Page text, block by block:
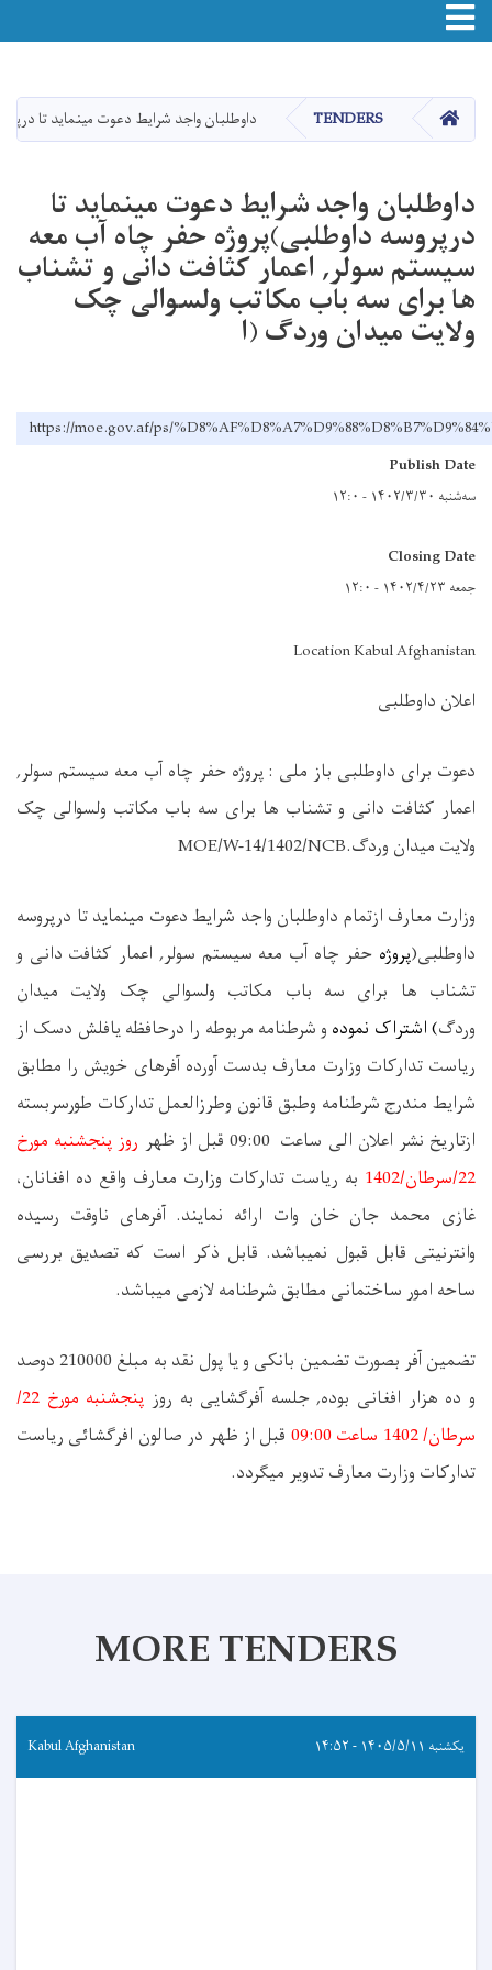
دانګل
Toggle navigation
HOME
TENDERS داوطلبان واجد شرایط دعوت مینماید تا
داوطلبان واجد شرایط دعوت مینماید تا
درپروسه داوطلبی)پروژه حفر چاه آب معه
سیستم سولر, اعمار کثافت دانی و تشناب
ها برای سه باب مکاتب ولسوالی چک
ولایت میدان وردگ (ا
https://moe.gov.af/ps/
Publish Date
سه‌شنبه ۱۴۰۲/۳/۳۰ - ۱۲:۰
Closing Date
جمعه ۱۴۰۲/۴/۲۳ - ۱۲:۰
Location Kabul Afghanistan
اعلان داوطلبی
دعوت برای داوطلبی باز ملی : پروژه حفر چاه آب معه سیستم سولر,
اعمار کثافت دانی و تشناب ها برای سه باب مکاتب ولسوالی چک
ولایت میدان وردگ.MOE/W-14/1402/NCB
وزارت معارف ازتمام داوطلبان واجد شرایط دعوت مینماید تا درپروسه
داوطلبی)پروژه حفر چاه آب معه سیستم سولر, اعمار کثافت دانی و
تشناب ها برای سه باب مکاتب ولسوالی چک ولایت میدان
وردگ(اشتراک نموده و شرطنامه مربوطه را درحافظه یافلش دسک از
ریاست تدارکات وزارت معارف بدست آورده آفرهای خویش را مطابق
شرایط مندرج شرطنامه وطبق قانون وطرزالعمل تدارکات طورسربسته
ازتاریخ نشر اعلان الی ساعت
روز پنجشنبه مورخ
22
/سرطان/1402
به ریاست تدارکات وزارت معارف واقع ده افغانان،
غازی محمد جان خان وات ارائه نمایند. آفرهای ناوقت رسیده
وانترنیتی قابل قبول نمیباشد. قابل ذکر است که تصدیق بررسی
ساحه امور ساختمانی مطابق شرطنامه لازمی میباشد.
تضمین آفر بصورت تضمین بانکی و یا پول نقد به مبلغ 210000 دوصد
و ده هزار افغانی بوده, جلسه آفرگشایی به روز پنجشنبه مورخ 22/
سرطان/ 1402 ساعت 09:00
قبل از ظهر در صالون افرگشائی ریاست
تدارکات وزارت معارف تدویر میگردد.
MORE TENDERS
یکشنبه ۱۴۰۵/۵/۱۱ - ۱۴:۵۲ Kabul Afghanistan